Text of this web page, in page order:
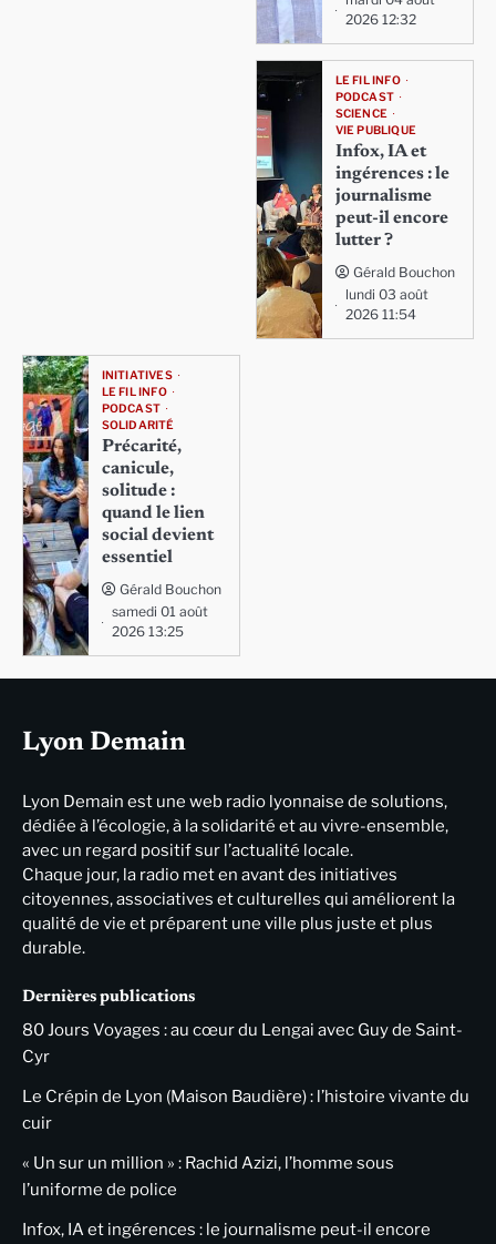
2026 12:32
LE FIL INFO
PODCAST
SCIENCE
VIE PUBLIQUE
Infox, IA et
ingérences : le
journalisme
peut-il encore
lutter ?
Gérald Bouchon
lundi 03 août
2026 11:54
INITIATIVES
LE FIL INFO
PODCAST
SOLIDARITÉ
Précarité,
canicule,
solitude :
quand le lien
social devient
essentiel
Gérald Bouchon
samedi 01 août
2026 13:25
Lyon Demain
Lyon Demain est une web radio lyonnaise de solutions,
dédiée à l’écologie, à la solidarité et au vivre-ensemble,
avec un regard positif sur l’actualité locale.
Chaque jour, la radio met en avant des initiatives
citoyennes, associatives et culturelles qui améliorent la
qualité de vie et préparent une ville plus juste et plus
durable.
Dernières publications
80 Jours Voyages : au cœur du Lengai avec Guy de Saint-
Cyr
Le Crépin de Lyon (Maison Baudière) : l’histoire vivante du
cuir
« Un sur un million » : Rachid Azizi, l’homme sous
l’uniforme de police
Infox, IA et ingérences : le journalisme peut-il encore